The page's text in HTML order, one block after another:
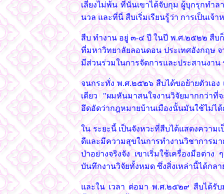
เลี่ยงไม่พ้น ที่นั่นเขาได้จับกุม ผู้บุกรุกทำ
นวล และที่นี่ สืบเริ่มเรียนรู้ว่า การเป็นเจ้
สืบ ทำงาน อยู่ ๓-๔ ปี ในปี พ.ศ.๒๕๒๒ สืบ
ที่มหาวิทยาลัยลอนดอน ประเทศอังกฤษ
มีส่วนร่วมในการจัดการและประสานงา
จนกระทั่ง พ.ศ.๒๕๒๖ สืบได้ขอย้ายตัวเอง
เดียว "ผมหันมาสนใจงานวิจัยมากกว่า
อึดอัดว่ากฎหมายบ้านเมืองนั้นมันใช้ไม่ไ
ใน ระยะนี้ เป็นจังหวะที่สืบได้แสดงความ
ดีและมีความสุขในการทำงานวิชาการม
ป่าอย่างจริงจัง เขาเริ่มใช้เครื่องมือต่า
บันทึกงานวิจัยทั้งหมด ซึ่งสิ่งเหล่านี้ได้กล
และใน เวลา ต่อมา พ.ศ.๒๕๒๙ สืบได้รั